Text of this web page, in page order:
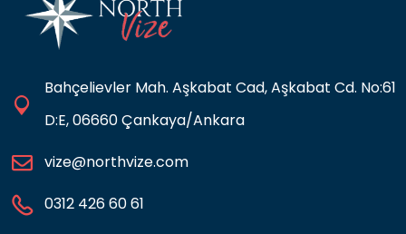
Bahçelievler Mah. Aşkabat Cad, Aşkabat Cd. No:61
D:E, 06660 Çankaya/Ankara
vize@northvize.com
0312 426 60 61